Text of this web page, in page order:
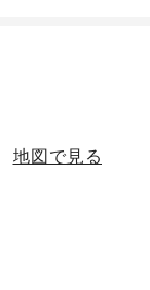
地図で見る